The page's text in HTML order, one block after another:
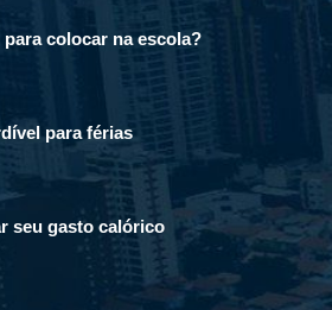
colocar na escola?
para férias
seu gasto calórico